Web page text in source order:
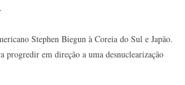
Stephen Biegun à Coreia do Sul e Japão.
progredir em direção a uma desnuclearização